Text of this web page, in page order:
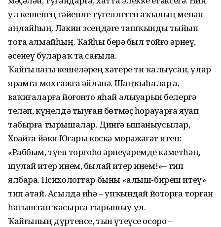
ул кешенең ғәйепле түгеллеген аҡылың менән
аңлайһың. Ләкин эсеңдәге ташҡынды тыйып
тота алмайһың. Ҡайһы берҙә был тойғо әрнеү,
әсенеү булараҡ та сағыла.
Ҡайғылағы кешеләрҙең хәтере тиҙ ҡалыусан, улар
ярҙамға мохтажға әйләнә. Шаңҡыһалар ҙа,
ваҡиғаларға йоғонто яһай алыуҙарын белергә
теләп, күңелдә тыуған бөтмәҫ һорауҙарға яуап
табырға тырышалар. Дингә ышаныусылар,
Хоҙайға йәки Юғары көскә мөрәжәғәт итеп:
«Раббым, түҙеп торғоһоҙ әрнеүҙәремде кәметһәң,
шулай итер инем, былай итер инем!»– тип
ялбара. Психологтар быны «алыш-биреш итеү»
тип атай. Асылда иһә – упҡындай йоторға торған
һағыштан ҡасырға тырышыу ул.
Ҡайғының дүртенсе, тын үтеүсе осоро –